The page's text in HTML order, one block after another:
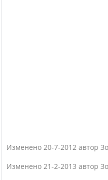
Изменено 20-7-2012 автор
Изменено 21-2-2013 автор